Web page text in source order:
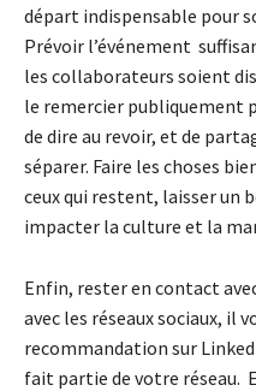
départ indispensable pour
Prévoir l’événement
les collaborateurs soient
le remercier publiquement
de dire au revoir, et de
séparer. Faire les choses
ceux qui restent, laisser un
impacter la culture et la
Enfin, rester en contact
avec les réseaux sociaux, il
recommandation sur
fait partie de votre réseau.